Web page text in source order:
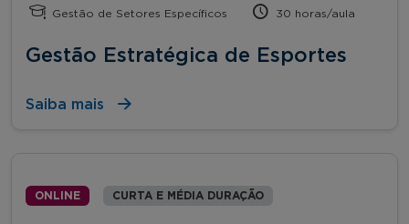
Gestão de Setores Específicos 30 horas/aula
Gestão Estratégica de Esportes
Saiba mais
ONLINE CURTA E MÉDIA DURAÇÃO